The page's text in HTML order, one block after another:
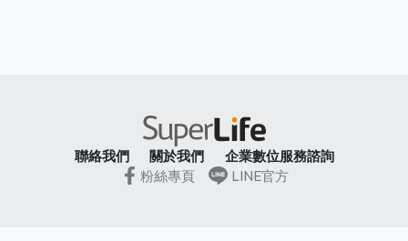
聯絡我們 關於我們
企業數位服務諮詢
粉絲專頁
LINE官方